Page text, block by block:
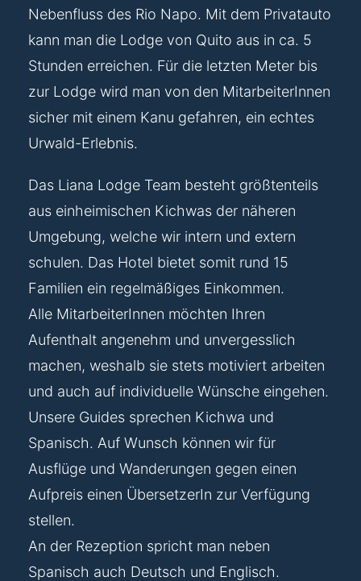
Nebenfluss des Rio Napo. Mit dem Privatauto
kann man die Lodge von Quito aus in ca. 5
Stunden erreichen. Für die letzten Meter bis
zur Lodge wird man von den MitarbeiterInnen
sicher mit einem Kanu gefahren, ein echtes
Urwald-Erlebnis.
Das Liana Lodge Team besteht größtenteils
aus einheimischen Kichwas der näheren
Umgebung, welche wir intern und extern
schulen. Das Hotel bietet somit rund 15
Familien ein regelmäßiges Einkommen.
Alle MitarbeiterInnen möchten Ihren
Aufenthalt angenehm und unvergesslich
machen, weshalb sie stets motiviert arbeiten
und auch auf individuelle Wünsche eingehen.
Unsere Guides sprechen Kichwa und
Spanisch. Auf Wunsch können wir für
Ausflüge und Wanderungen gegen einen
Aufpreis einen ÜbersetzerIn zur Verfügung
stellen.
An der Rezeption spricht man neben
Spanisch auch Deutsch und Englisch.